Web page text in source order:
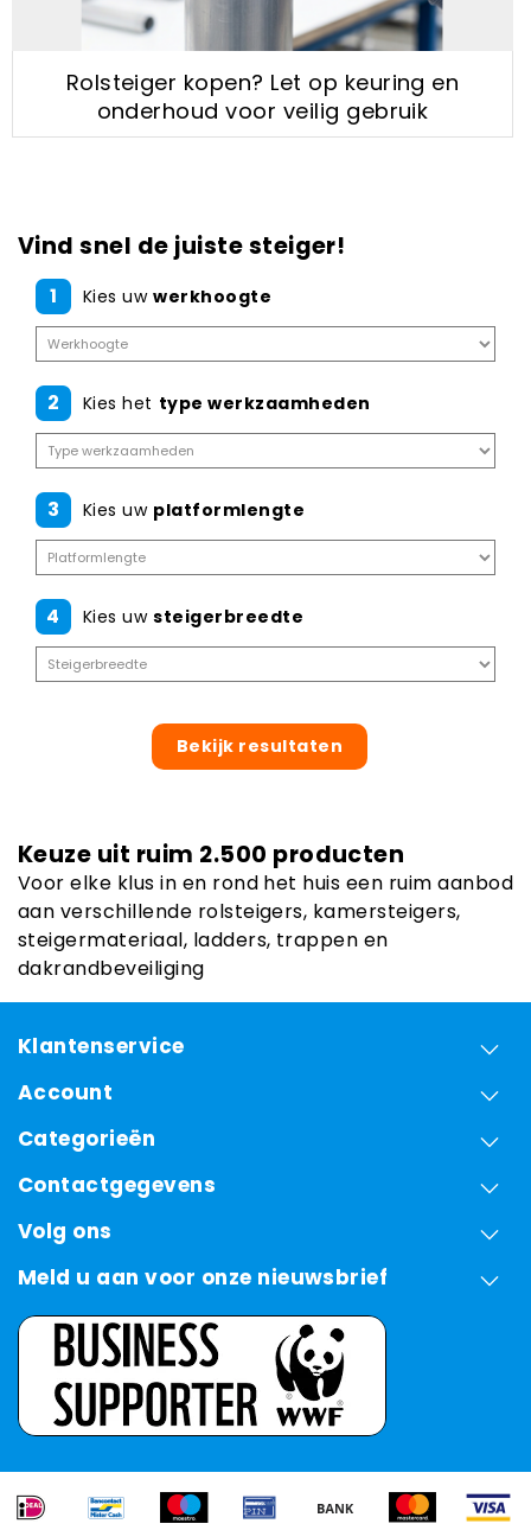
Rolsteiger kopen? Let op keuring en
onderhoud voor veilig gebruik
Vind snel de juiste steiger!
1 Kies uw werkhoogte
2 Kies het type werkzaamheden
3 Kies uw platformlengte
4 Kies uw steigerbreedte
Bekijk resultaten
Keuze uit ruim 2.500 producten
Voor elke klus in en rond het huis een ruim aanbod
aan verschillende rolsteigers, kamersteigers,
steigermateriaal, ladders, trappen en
dakrandbeveiliging
Klantenservice
Account
Categorieën
Contactgegevens
Volg ons
Meld u aan voor onze nieuwsbrief